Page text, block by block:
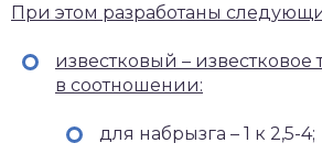
При этом разработаны
известковый – известковое
в соотношении:
для набрызга – 1 к 2,5-4;